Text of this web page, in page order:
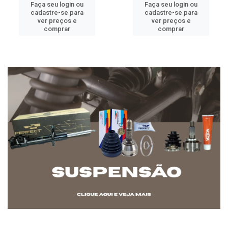
Faça seu login ou
cadastre-se para
ver preços e
comprar
Faça seu login ou
cadastre-se para
ver preços e
comprar